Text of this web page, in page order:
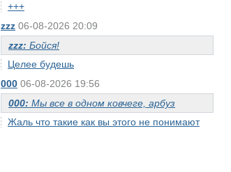
+++
zzz 06-08-2026 20:09
zzz: Бойся!
Целее будешь
000 06-08-2026 19:56
000: Мы все в одном ковчеге, арбуз
Жаль что такие как вы этого не понимают